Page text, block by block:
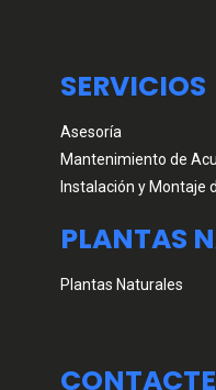
SERVICIOS
Asesoría
Mantenimiento de
Instalación y Montaje
PLANTAS
Plantas Naturales